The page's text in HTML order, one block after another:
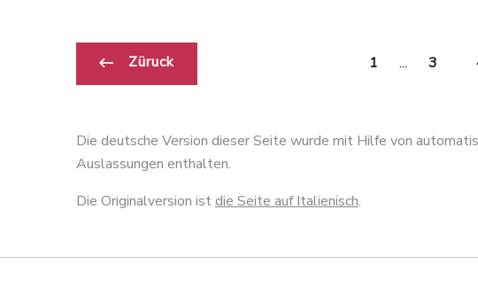
Züruck 1 ... 3
Die deutsche Version dieser Seite wurde mit Hilfe von
Auslassungen enthalten.
Die Originalversion istdie Seite auf Italienisch.